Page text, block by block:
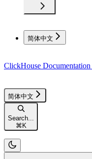
简体中文
ClickHouse Documentation
简体中文
Search...
⌘K